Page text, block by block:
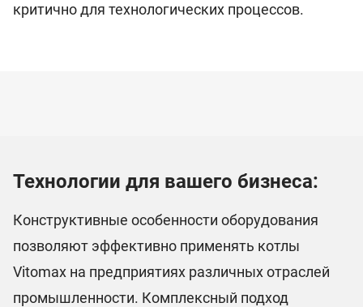
критично для технологических процессов.
Технологии для вашего бизнеса:
Конструктивные особенности оборудования
позволяют эффективно применять котлы
Vitomax на предприятиях различных отраслей
промышленности. Комплексный подход